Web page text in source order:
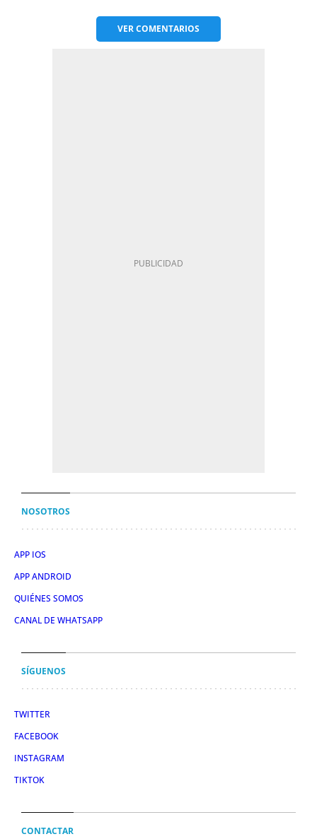
VERCOMENTARIOS
NOSOTROS
APP IOS
APP ANDROID
QUIÉNES SOMOS
CANAL DE WHATSAPP
SÍGUENOS
TWITTER
FACEBOOK
INSTAGRAM
TIKTOK
CONTACTAR